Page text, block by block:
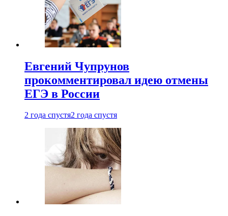
Евгений Чупрунов
прокомментировал идею отмены
ЕГЭ в России
2 года спустя2 года спустя